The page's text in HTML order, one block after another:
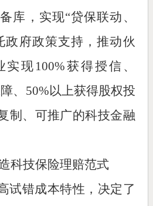
库，实现“贷保联动、
政府政策支持，推动伙
现100%获得授信、
、50%以上获得股权投
制、可推广的科技金融
科技保险理赔范式
试错成本特性，决定了